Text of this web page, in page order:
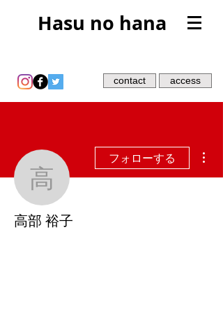
Hasu no hana
contact access
高部 裕子
フォローする
高部 裕子